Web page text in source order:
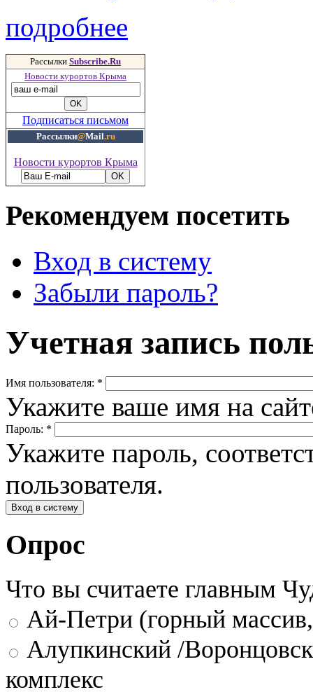
подробнее
Рассылки Subscribe.Ru
Новости курортов Крыма
Подписаться письмом
Рассылки@Mail.ru
Новости курортов Крыма
Рекомендуем посетить
Вход в систему
Забыли пароль?
Учетная запись
Имя пользователя: *
Укажите ваше имя на
Пароль: *
Укажите пароль,
пользователя.
Опрос
Что вы считаете главным
Ай-Петри (горный
Алупкинский /
комплекс